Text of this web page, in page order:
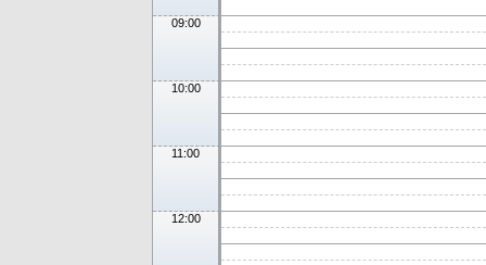
09:00
10:00
11:00
12:00